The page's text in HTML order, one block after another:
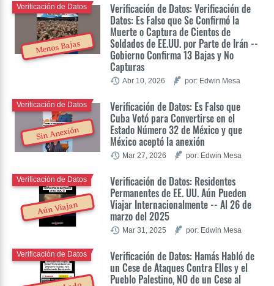
Menos Bajas
Verificación de Datos: Verificación de
Datos: Es Falso que Se Confirmó la
Muerte o Captura de Cientos de
Soldados de EE.UU. por Parte de Irán --
Gobierno Confirma 13 Bajas y No
Capturas
Verificación de Datos
Abr 10, 2026 por: Edwin Mesa
Sin Anexión
Verificación de Datos: Es Falso que
Cuba Votó para Convertirse en el
Estado Número 32 de México y que
México aceptó la anexión
Verificación de Datos
Mar 27, 2026 por: Edwin Mesa
Aún Viajan
Verificación de Datos: Residentes
Permanentes de EE. UU. Aún Pueden
Viajar Internacionalmente -- Al 26 de
marzo del 2025
Verificación de Datos
Mar 31, 2025 por: Edwin Mesa
Verificación de Datos: Hamás Habló de
un Cese de Ataques Contra Ellos y el
Pueblo Palestino, NO de un Cese al
Verificación de Datos